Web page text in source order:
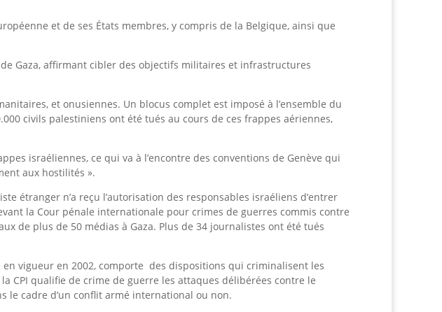
et de ses États membres, y compris de la Belgique, ainsi que
Gaza, affirmant cibler des objectifs militaires et infrastructures
et onusiennes. Un blocus complet est imposé à l’ensemble du
civils palestiniens ont été tués au cours de ces frappes aériennes,
israéliennes, ce qui va à l’encontre des conventions de Genève qui
aux hostilités ».
étranger n’a reçu l’autorisation des responsables israéliens d’entrer
la Cour pénale internationale pour crimes de guerres commis contre
de plus de 50 médias à Gaza. Plus de 34 journalistes ont été tués
vigueur en 2002, comporte des dispositions qui criminalisent les
CPI qualifie de crime de guerre les attaques délibérées contre le
le cadre d’un conflit armé international ou non.